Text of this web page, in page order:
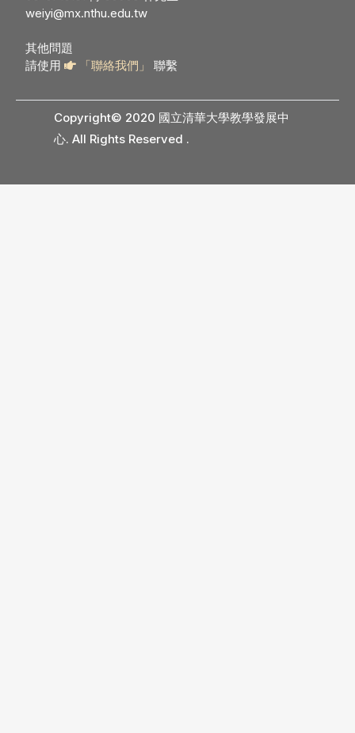
weiyi@mx.nthu.edu.tw
其他問題
請使用
「聯絡我們」 聯繫
Copyright© 2020 國立清華大學教學發展中
心. All Rights Reserved .